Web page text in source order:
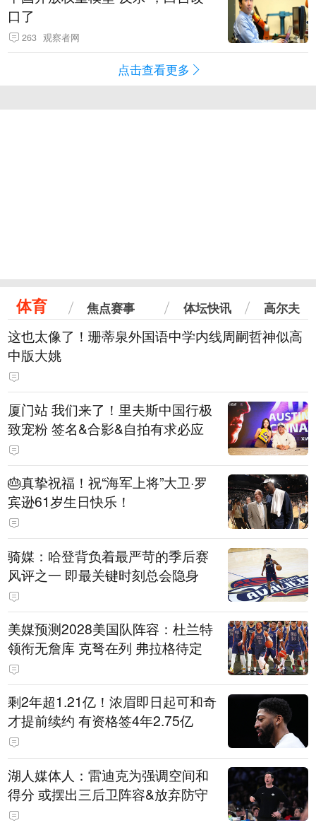
口了
263 观察者网
点击查看更多
体育 焦点赛事 体坛快讯 高尔夫
这也太像了！珊蒂泉外国语中学内线周嗣哲神似高
中版大姚
厦门站 我们来了！里夫斯中国行极
致宠粉 签名&合影&自拍有求必应
🎂真挚祝福！祝“海军上将”大卫·罗
宾逊61岁生日快乐！
骑媒：哈登背负着最严苛的季后赛
风评之一 即最关键时刻总会隐身
美媒预测2028美国队阵容：杜兰特
领衔无詹库 克弩在列 弗拉格待定
剩2年超1.21亿！浓眉即日起可和奇
才提前续约 有资格签4年2.75亿
湖人媒体人：雷迪克为强调空间和
得分 或摆出三后卫阵容&放弃防守